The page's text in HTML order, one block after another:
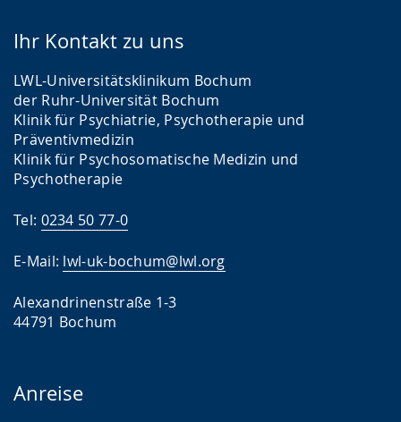
Ihr Kontakt zu uns
LWL-Universitätsklinikum Bochum
der Ruhr-Universität Bochum
Klinik für Psychiatrie, Psychotherapie und
Präventivmedizin
Klinik für Psychosomatische Medizin und
Psychotherapie
Tel: 0234 50 77-0
E-Mail: lwl-uk-bochum@lwl.org
Alexandrinenstraße 1-3
44791 Bochum
Anreise